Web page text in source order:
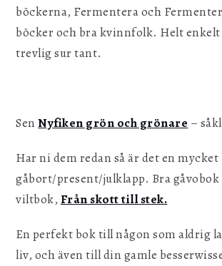
böckerna, Fermentera och
böcker och bra kvinnfolk. Helt
trevlig sur tant.
SenNyfiken grön och grönare –
Har ni dem redan så är det en mycket
gåbort/present/julklapp. Bra gåvobok
viltbok, Från skott till stek.
En perfekt bok till någon som aldrig
liv, och även till din gamle